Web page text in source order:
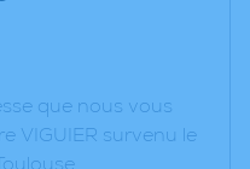
que nous vous
VIGUIER survenu le